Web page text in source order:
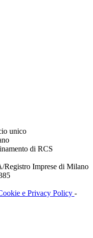
unico
di RCS
Registro Imprese di Milano
e Privacy Policy -